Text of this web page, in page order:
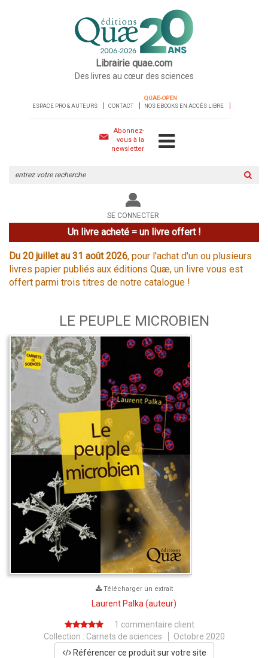
Librairie quae.com
Des livres au cœur des sciences
ESPACE PRO & AUTEURS CONTACT
QUAE-OPEN
NOS EBOOKS EN ACCÈS LIBRE
Abonnez-
vous à la
newsletter
le
site
SE CONNECTER
Un livre acheté = un livre offert !
Du 20 juillet au 31 août 2026, pour l'achat d'un ou plusieurs
livres papier publiés aux éditions Quæ, un livre vous est
offert parmi trois titres de notre catalogue !
LE PEUPLE MICROBIEN
Télécharger un extrait
Laurent Palka (auteur)
1 commentaire client
Collection : Carnets de sciences
Octobre 2020
Référencer ce produit sur votre site